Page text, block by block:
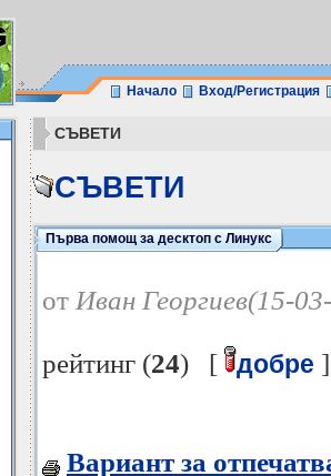
Начало Вход/Регистрация
СЪВЕТИ
СЪВЕТИ
Първа помощ за десктоп с Линукс
от Иван Георгиев(15-
рейтинг (24) [ добре
Вариант за